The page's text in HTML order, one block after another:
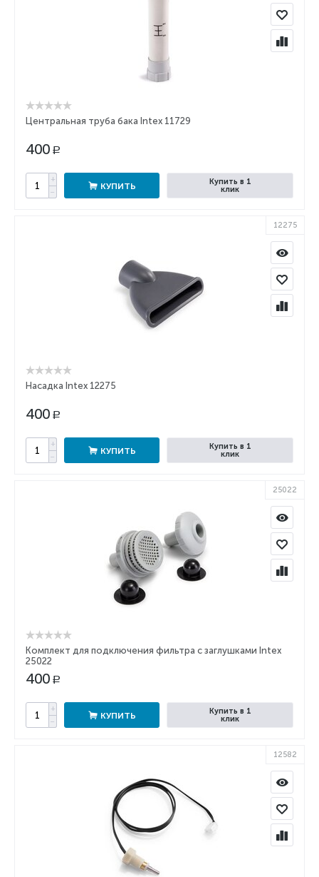
Центральная труба бака Intex 11729
400 Р
+
−
КУПИТЬ
Купить в 1
клик
12275
Насадка Intex 12275
400 Р
+
−
КУПИТЬ
Купить в 1
клик
25022
Комплект для подключения фильтра с заглушками Intex
25022
400 Р
+
−
КУПИТЬ
Купить в 1
клик
12582